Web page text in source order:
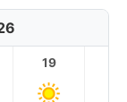
19